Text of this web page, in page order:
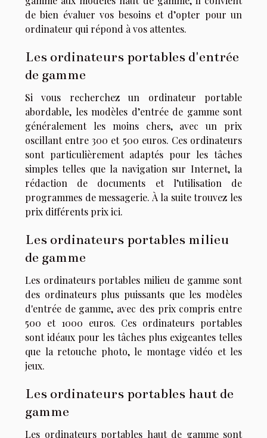
de bien évaluer vos besoins et d’opter pour un
ordinateur qui répond à vos attentes.
Les ordinateurs portables d'entrée
de gamme
Si vous recherchez un ordinateur portable
abordable, les modèles d’entrée de gamme sont
généralement les moins chers, avec un prix
oscillant entre 300 et 500 euros. Ces ordinateurs
sont particulièrement adaptés pour les tâches
simples telles que la navigation sur Internet, la
rédaction de documents et l’utilisation de
programmes de messagerie. À la suite trouvez les
prix différents prix ici.
Les ordinateurs portables milieu
de gamme
Les ordinateurs portables milieu de gamme sont
des ordinateurs plus puissants que les modèles
d'entrée de gamme, avec des prix compris entre
500 et 1000 euros. Ces ordinateurs portables
sont idéaux pour les tâches plus exigeantes telles
que la retouche photo, le montage vidéo et les
jeux.
Les ordinateurs portables haut de
gamme
Les ordinateurs portables haut de gamme sont